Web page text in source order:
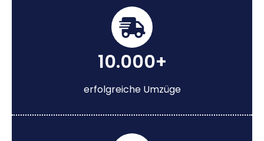
10.000+
erfolgreiche Umzüge